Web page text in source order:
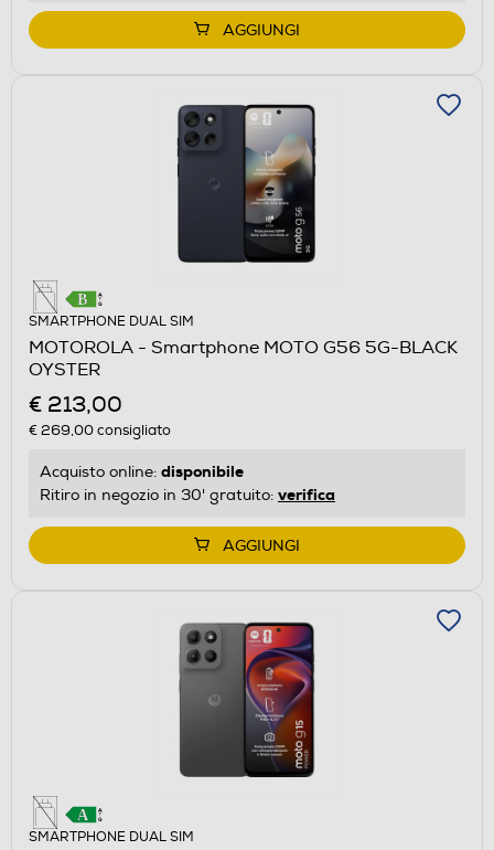
AGGIUNGI
SMARTPHONE DUAL SIM
MOTOROLA - Smartphone MOTO G56 5G-BLACK
OYSTER
€ 213,00
€ 269,00consigliato
Acquisto online: disponibile
Ritiro in negozio in 30' gratuito: verifica
AGGIUNGI
SMARTPHONE DUAL SIM